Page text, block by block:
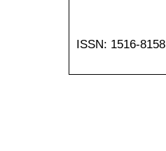
ISSN: 1516-8158